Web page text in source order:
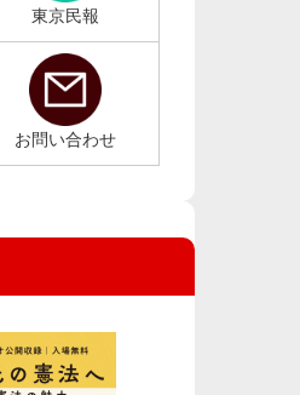
東京民報
お問い合わせ